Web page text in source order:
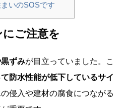
いのSOSです
ご注意を
ずみが目立っていました。こ
防水性能が低下しているサイ
侵入や建材の腐食につながる